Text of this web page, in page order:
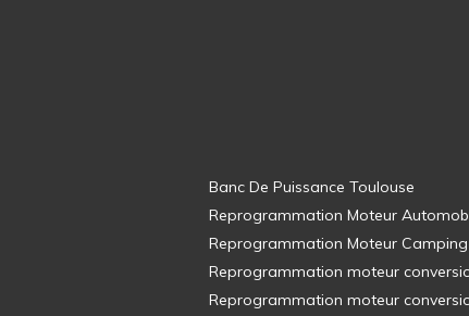
Banc De Puissance Toulouse
Reprogrammation Moteur
Reprogrammation Moteur
Reprogrammation moteur
Reprogrammation moteur